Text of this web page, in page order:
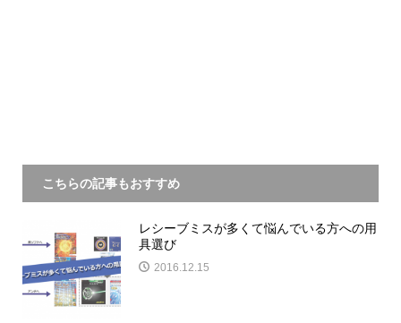
こちらの記事もおすすめ
レシーブミスが多くて悩んでいる方への用
具選び
2016.12.15